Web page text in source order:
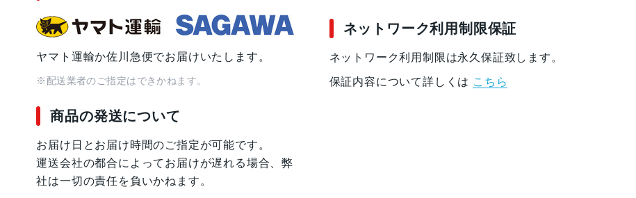
インカメラ 8 メガピクセル
内蔵メモリ
ROM：128GB
認証機能 指紋認証
ヤマト運輸か佐川急便でお届けいたします。
※配送業者のご指定はできかねます。
商品の発送について
お届け日とお届け時間のご指定が可能です。
運送会社の都合によってお届けが遅れる場合、弊
社は一切の責任を負いかねます。
ネットワーク利用制限保証
ネットワーク利用制限は永久保証致します。
保証内容について詳しくは こちら